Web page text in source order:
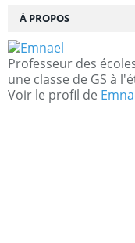
À PROPOS
Professeur des
une classe de GS à
Voir le profil de